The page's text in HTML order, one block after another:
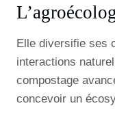
Elle diversifie ses
interactions
compostage
concevoir un